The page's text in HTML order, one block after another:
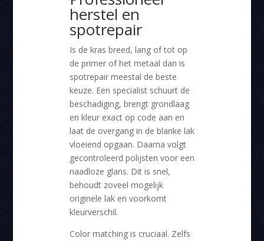
herstel en
spotrepair
Is de kras breed, lang of tot op
de primer of het metaal dan is
spotrepair meestal de beste
keuze. Een specialist schuurt de
beschadiging, brengt grondlaag
en kleur exact op code aan en
laat de overgang in de blanke lak
vloeiend opgaan. Daarna volgt
gecontroleerd polijsten voor een
naadloze glans. Dit is snel,
behoudt zoveel mogelijk
originele lak en voorkomt
kleurverschil.
Color matching is cruciaal. Zelfs